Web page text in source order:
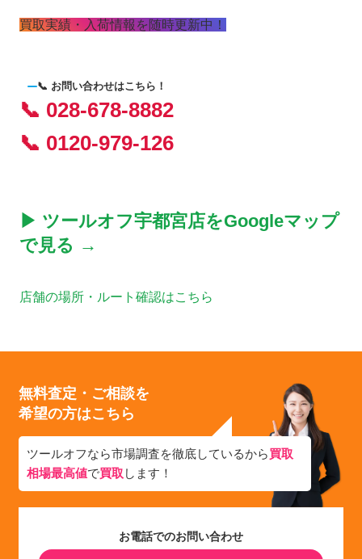
買取実績・入荷情報を随時更新中！
📞 お問い合わせはこちら！
📞 028-678-8882
📞 0120-979-126
▶ ツールオフ宇都宮店をGoogleマップ
で見る →
店舗の場所・ルート確認はこちら
無料査定・ご相談を
希望の方はこちら
ツールオフなら市場調査を徹底しているから買取
相場最高値で買取 します！
お電話でのお問い合わせ